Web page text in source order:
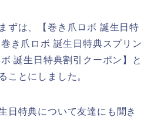
ずは、【巻き爪ロボ 誕生日特
き爪ロボ 誕生日特典スプリン
誕生日特典割引クーポン】と
ことにしました。
日特典について友達にも聞き